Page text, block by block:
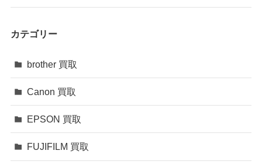
カテゴリー
brother 買取
Canon 買取
EPSON 買取
FUJIFILM 買取